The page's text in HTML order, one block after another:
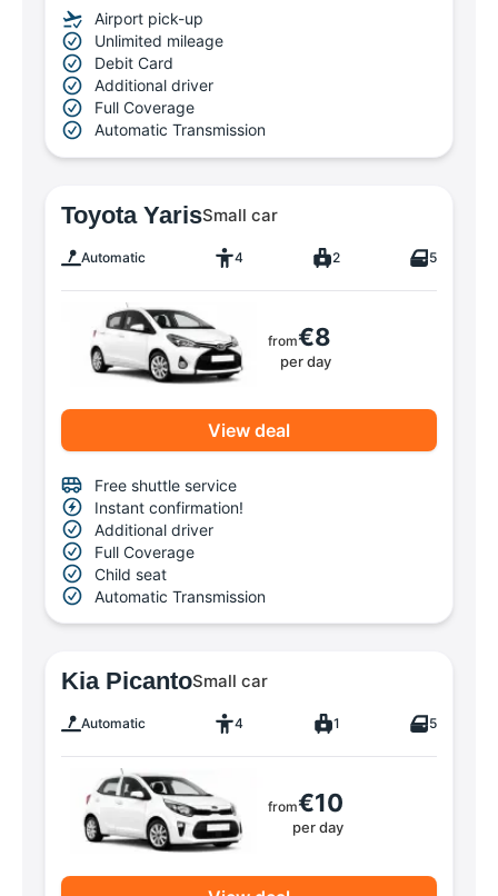
Airport pick-up
Unlimited mileage
Debit Card
Additional driver
Full Coverage
Automatic Transmission
Toyota YarisSmall car
Automatic 4 2 5
from€8
per day
View deal
Free shuttle service
Instant confirmation!
Additional driver
Full Coverage
Child seat
Automatic Transmission
Kia PicantoSmall car
Automatic 4 1 5
from€10
per day